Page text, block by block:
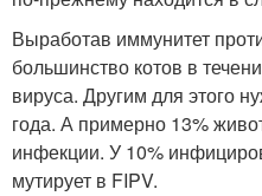
Выработав иммунитет
большинство котов в
вируса. Другим для этого
года. А примерно 13%
инфекции. У 10%
мутирует в FIPV.